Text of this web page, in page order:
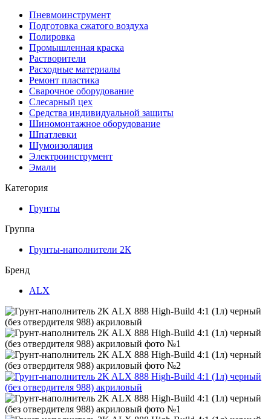
Пневмоинструмент
Подготовка сжатого воздуха
Полировка
Промышленная краска
Растворители
Расходные материалы
Ремонт пластика
Сварочное оборудование
Слесарный цех
Средства индивидуальной защиты
Шиномонтажное оборудование
Шпатлевки
Шумоизоляция
Электроинструмент
Эмали
Категория
Грунты
Группа
Грунты-наполнители 2К
Бренд
ALX